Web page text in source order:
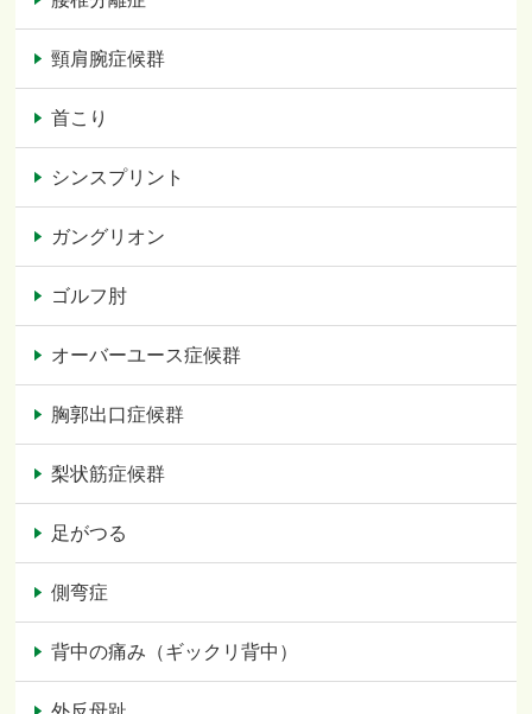
頸肩腕症候群
首こり
シンスプリント
ガングリオン
ゴルフ肘
オーバーユース症候群
胸郭出口症候群
梨状筋症候群
足がつる
側弯症
背中の痛み（ギックリ背中）